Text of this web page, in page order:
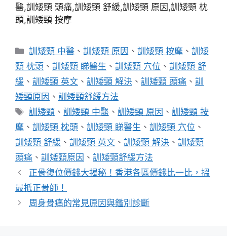
醫,訓矮頸 頭痛,訓矮頸 舒緩,訓矮頸 原因,訓矮頸 枕
頭,訓矮頸 按摩
分
類
訓矮頸 中醫 、訓矮頸 原因 、訓矮頸 按摩 、訓矮
頸 枕頭 、 訓矮頸 睇醫生 、 訓矮頸 穴位 、 訓矮頸 舒
緩 、 訓矮頸 英文 、 訓矮頸 解決 、 訓矮頸 頭痛 、 訓
矮頸原因 、 訓矮頸舒緩方法
標
籤
訓矮頸 、訓矮頸 中醫 、訓矮頸 原因 、訓矮頸 按
摩 、 訓矮頸 枕頭 、 訓矮頸 睇醫生 、 訓矮頸 穴位 、
訓矮頸 舒緩 、 訓矮頸 英文 、 訓矮頸 解決 、 訓矮頸
頭痛 、 訓矮頸原因 、 訓矮頸舒緩方法
正骨復位價錢大揭秘！香港各區價錢比一比，搵
最抵正骨師！
周身骨痛的常見原因與鑑別診斷